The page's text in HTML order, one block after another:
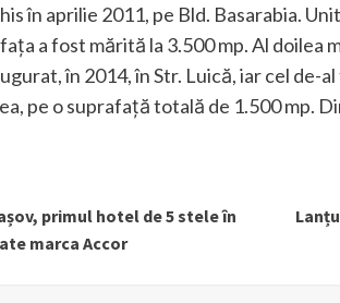
în aprilie 2011, pe Bld. Basarabia.
a fost mărită la 3.500 mp. Al doilea
în 2014, în Str. Luică, iar cel de-
pe o suprafață totală de 1.500 mp.
primul hotel de 5 stele în
marca Accor